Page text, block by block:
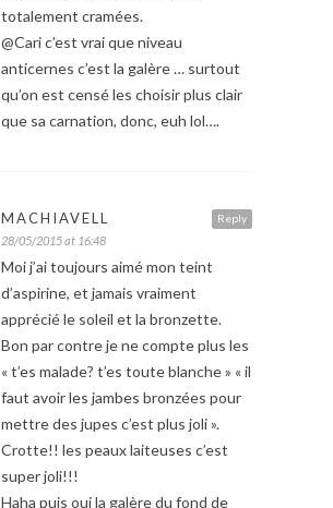
totalement cramées.
@Cari c’est vrai que niveau
anticernes c’est la galère … surtout
qu’on est censé les choisir plus clair
que sa carnation, donc, euh lol….
Reply
MACHIAVELL
28/05/2015 at 16:48
Moi j’ai toujours aimé mon teint
d’aspirine, et jamais vraiment
apprécié le soleil et la bronzette.
Bon par contre je ne compte plus les
« t’es malade? t’es toute blanche » « il
faut avoir les jambes bronzées pour
mettre des jupes c’est plus joli ».
Crotte!! les peaux laiteuses c’est
super joli!!!
Haha puis oui la galère du fond de